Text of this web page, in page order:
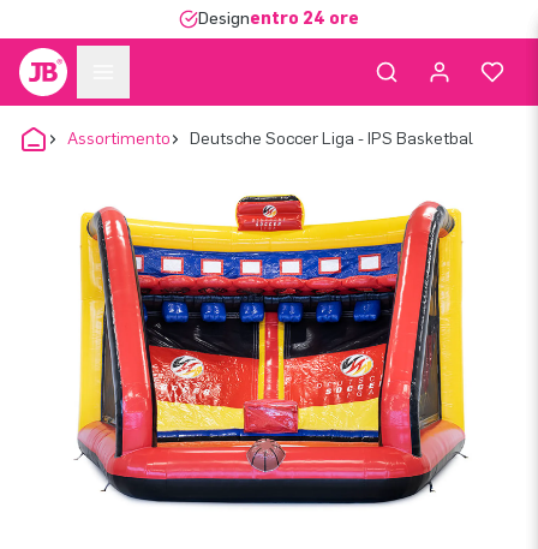
Designentro 24 ore
Assortimento Deutsche Soccer Liga - IPS Basketbal